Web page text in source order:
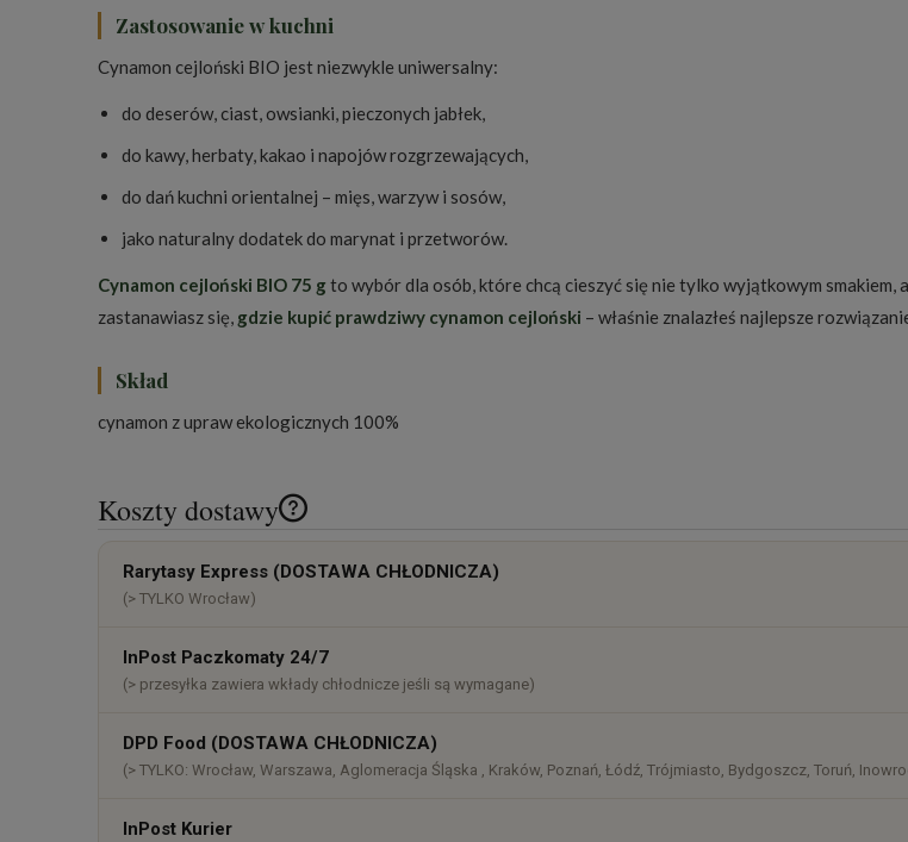
Zastosowanie w kuchni
Cynamon cejloński BIO jest niezwykle uniwersalny:
do deserów, ciast, owsianki, pieczonych jabłek,
do kawy, herbaty, kakao i napojów rozgrzewających,
do dań kuchni orientalnej – mięs, warzyw i sosów,
jako naturalny dodatek do marynat i przetworów.
Cynamon cejloński BIO 75 g to wybór dla osób, które chcą cieszyć się nie tylko wyjątkowym
zastanawiasz się, gdzie kupić prawdziwy cynamon cejloński – właśnie znalazłeś najlepsze
Skład
cynamon z upraw ekologicznych 100%
Koszty dostawy
Cena nie zawiera ewentualnych kosztów
Rarytasy Express (DOSTAWA CHŁODNICZA)
(> TYLKO Wrocław)
InPost Paczkomaty 24/7
(> przesyłka zawiera wkłady chłodnicze jeśli są wymagane)
DPD Food (DOSTAWA CHŁODNICZA)
(> TYLKO: Wrocław, Warszawa, Aglomeracja Śląska , Kraków, Poznań, Łódź, Trójmiasto, Bydgoszcz, Toruń,
InPost Kurier